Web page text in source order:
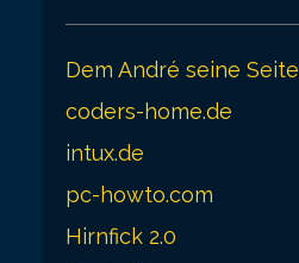
Dem André seine Seite
coders-home.de
intux.de
pc-howto.com
Hirnfick 2.0